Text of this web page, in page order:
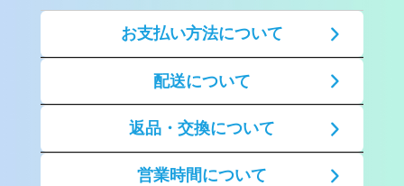
お支払い方法について
配送について
返品・交換について
営業時間について